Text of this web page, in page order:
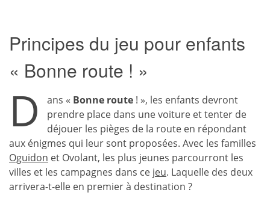
Principes du jeu pour enfants
« Bonne route ! »
D ans « Bonne route ! », les enfants devront
prendre place dans une voiture et tenter de
déjouer les pièges de la route en répondant
aux énigmes qui leur sont proposées. Avec les familles
Oguidon et Ovolant, les plus jeunes parcourront les
villes et les campagnes dans ce jeu. Laquelle des deux
arrivera-t-elle en premier à destination ?